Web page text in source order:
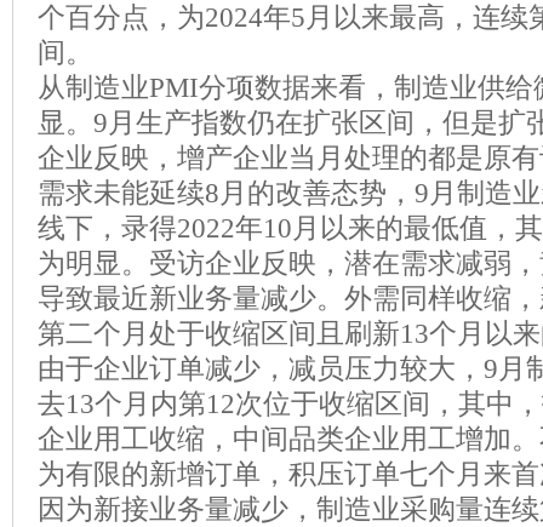
个百分点，为2024年5月以来最高，连续
间。
从制造业PMI分项数据来看，制造业供
显。9月生产指数仍在扩张区间，但是扩
企业反映，增产企业当月处理的都是原
需求未能延续8月的改善态势，9月制造
线下，录得2022年10月以来的最低值，
为明显。受访企业反映，潜在需求减弱
导致最近新业务量减少。外需同样收缩
第二个月处于收缩区间且刷新13个月以
由于企业订单减少，减员压力较大，9月
去13个月内第12次位于收缩区间，其中
企业用工收缩，中间品类企业用工增加
为有限的新增订单，积压订单七个月来
因为新接业务量减少，制造业采购量连